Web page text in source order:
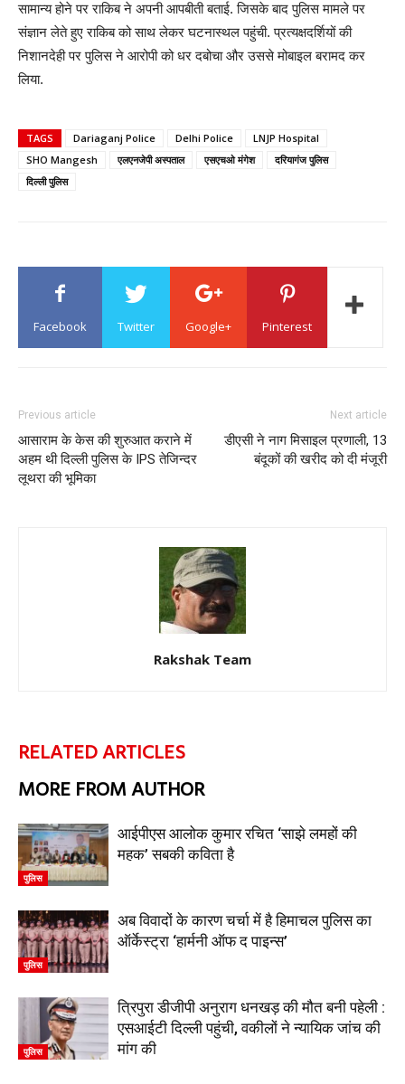
सामान्य होने पर राकिब ने अपनी आपबीती बताई. जिसके बाद पुलिस मामले पर
संज्ञान लेते हुए राकिब को साथ लेकर घटनास्थल पहुंची. प्रत्यक्षदर्शियों की
निशानदेही पर पुलिस ने आरोपी को धर दबोचा और उससे मोबाइल बरामद कर
लिया.
TAGS Dariaganj Police Delhi Police
LNJP Hospital
SHO Mangesh
एलएनजेपी अस्पताल एसएचओ मंगेश
दरियागंज पुलिस
दिल्ली पुलिस
Facebook Twitter Google+ Pinterest
Previous article
आसाराम के केस की शुरुआत कराने में
अहम थी दिल्ली पुलिस के IPS तेजिन्दर
लूथरा की भूमिका
Next article
डीएसी ने नाग मिसाइल प्रणाली, 13
बंदूकों की खरीद को दी मंजूरी
Rakshak Team
RELATED ARTICLES
MORE FROM AUTHOR
पुलिस
आईपीएस आलोक कुमार रचित ‘साझे लमहों की
महक’ सबकी कविता है
पुलिस
अब विवादों के कारण चर्चा में है हिमाचल पुलिस का
ऑर्केस्ट्रा ‘हार्मनी ऑफ द पाइन्स’
पुलिस
त्रिपुरा डीजीपी अनुराग धनखड़ की मौत बनी पहेली :
एसआईटी दिल्ली पहुंची, वकीलों ने न्यायिक जांच की
मांग की